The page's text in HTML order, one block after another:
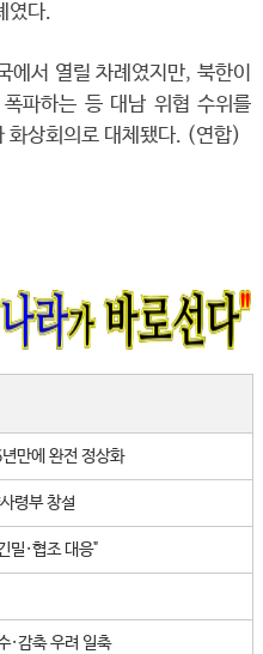
였다.
에서 열릴 차례였지만, 북한이
파하는 등 대남 위협 수위를
화상회의로 대체됐다. (연합)
만에 완전 정상화
령부 창설
밀·협조 대응"
·감축 우려 일축